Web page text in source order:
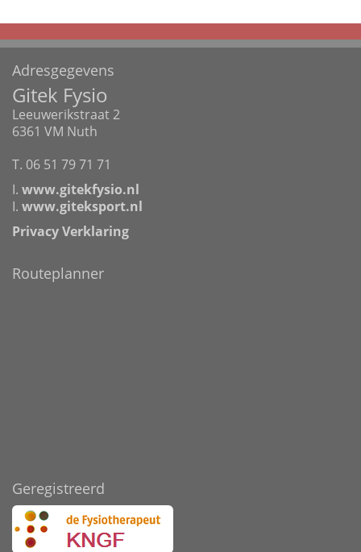
Adresgegevens
Gitek Fysio
Leeuwerikstraat 2
6361 VM Nuth
T. 06 51 79 71 71
I. www.gitekfysio.nl
I. www.giteksport.nl
Privacy Verklaring
Routeplanner
Geregistreerd